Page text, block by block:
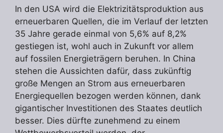
In den USA wird die Elektrizitätsproduktion aus
erneuerbaren Quellen, die im Verlauf der letzten
35 Jahre gerade einmal von 5,6% auf 8,2%
gestiegen ist, wohl auch in Zukunft vor allem
auf fossilen Energieträgern beruhen. In China
stehen die Aussichten dafür, dass zukünftig
große Mengen an Strom aus erneuerbaren
Energiequellen bezogen werden können, dank
gigantischer Investitionen des Staates deutlich
besser. Dies dürfte zunehmend zu einem